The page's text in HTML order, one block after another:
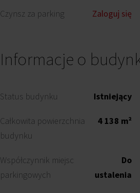
Czynsz za parking Zaloguj się
Informacje o
Status budynku Istniejący
Całkowita powierzchnia
budynku
4 138 m²
Współczynnik miejsc
parkingowych
Do
ustalenia